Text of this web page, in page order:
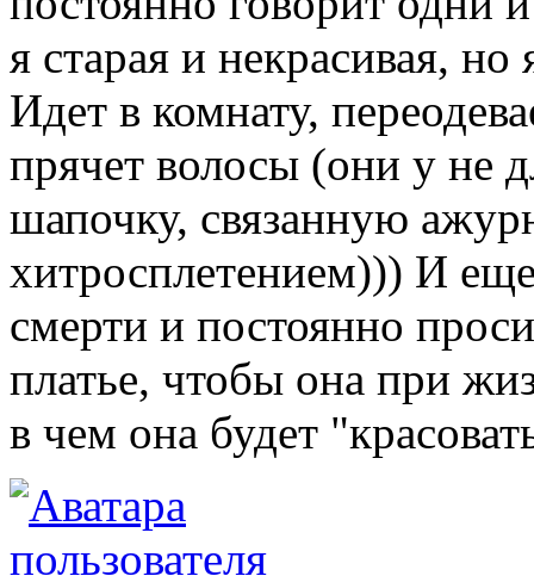
я старая и некрасивая,
Идет в комнату,
прячет волосы (они у не
шапочку, связанную
хитросплетением))) И
смерти и постоянно
платье, чтобы она при
в чем она будет